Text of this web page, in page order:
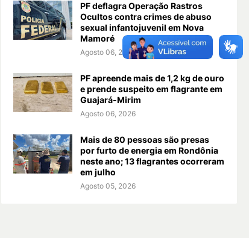
PF deflagra Operação Rastros
Ocultos contra crimes de abuso
sexual infantojuvenil em Nova
Mamoré
Agosto 06, 2026
PF apreende mais de 1,2 kg de ouro
e prende suspeito em flagrante em
Guajará-Mirim
Agosto 06, 2026
Mais de 80 pessoas são presas
por furto de energia em Rondônia
neste ano; 13 flagrantes ocorreram
em julho
Agosto 05, 2026